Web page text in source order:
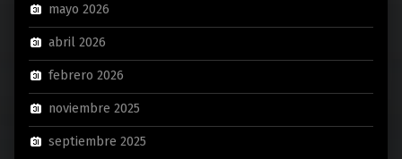
mayo 2026
abril 2026
febrero 2026
noviembre 2025
septiembre 2025